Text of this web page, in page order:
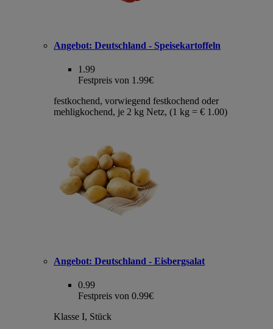
Angebot: Deutschland - Speisekartoffeln
1.99
Festpreis von 1.99€
festkochend, vorwiegend festkochend oder
mehligkochend, je 2 kg Netz, (1 kg = € 1.00)
Angebot: Deutschland - Eisbergsalat
0.99
Festpreis von 0.99€
Klasse I, Stück